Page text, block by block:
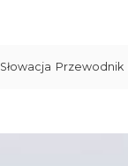
Słowacja Przewodnik